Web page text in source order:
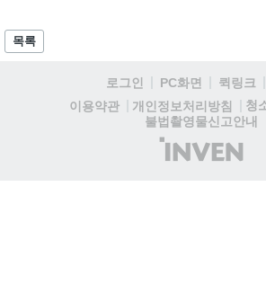
목록
로그인 PC화면 퀵링크
이용약관
개인정보처리방침
청
불법촬영물신고안내
(주)
인